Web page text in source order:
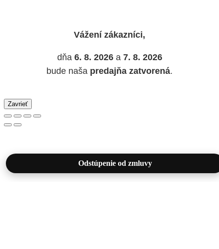
Vážení zákazníci,
dňa 6. 8. 2026a 7. 8. 2026
bude naša predajňa zatvorená.
Zavrieť
Odstúpenie od zmluvy